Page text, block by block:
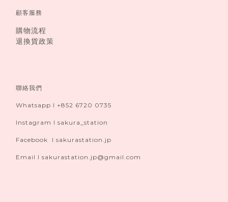
顧客服務
購物流程
退換貨政策
聯絡我們
Whatsapp I +852 6720 0735
Instagram I sakura_station
Facebook I sakurastation.jp
Email I sakurastation.jp@gmail.com